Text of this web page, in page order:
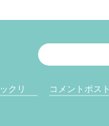
クリ コメントポスト